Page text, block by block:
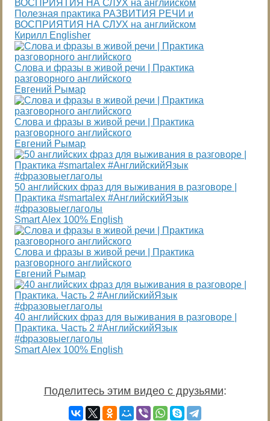
Полезная практика РАЗВИТИЯ РЕЧИ и
ВОСПРИЯТИЯ НА СЛУХ на английском
Кирилл Englisher
Слова и фразы в живой речи | Практика
разговорного английского
Евгений Рымар
Слова и фразы в живой речи | Практика
разговорного английского
Евгений Рымар
50 английских фраз для выживания в разговоре |
Практика #smartalex #АнглийскийЯзык
#фразовыеглаголы
Smart Alex 100% English
Слова и фразы в живой речи | Практика
разговорного английского
Евгений Рымар
40 английских фраз для выживания в разговоре |
Практика. Часть 2 #АнглийскийЯзык
#фразовыеглаголы
Smart Alex 100% English
Поделитесь этим видео с друзьями: